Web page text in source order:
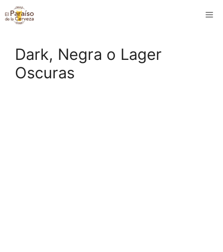
Saltar
al
Dark, Negra o Lager
Oscuras